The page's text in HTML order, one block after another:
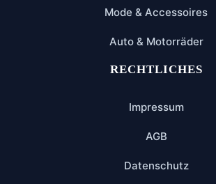
Mode & Accessoires
Auto & Motorräder
RECHTLICHES
Impressum
AGB
Datenschutz